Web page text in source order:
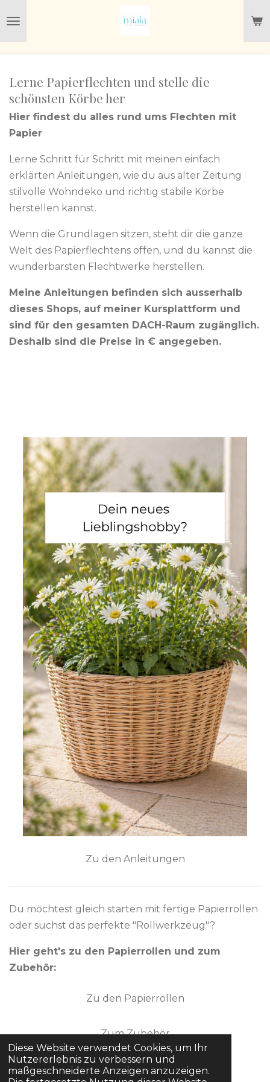
Diese Website verwendet Cookies, um Ihr
Nutzererlebnis zu verbessern und
maßgeschneiderte Anzeigen anzuzeigen.
Lerne Papierflechten und stelle die
schönsten Körbe her
Hier findest du alles rund ums Flechten mit
Papier
Lerne Schritt für Schritt mit meinen einfach
erklärten Anleitungen, wie du aus alter Zeitung
stilvolle Wohndeko und richtig stabile Körbe
herstellen kannst.
Wenn die Grundlagen sitzen, steht dir die ganze
Welt des Papierflechtens offen, und du kannst die
wunderbarsten Flechtwerke herstellen.
Meine Anleitungen befinden sich ausserhalb
dieses Shops, auf meiner Kursplattform und
sind für den gesamten DACH-Raum zugänglich.
Deshalb sind die Preise in € angegeben.
Zu den Anleitungen
Du möchtest gleich starten mit fertige Papierrollen
oder suchst das perfekte "Rollwerkzeug"?
Hier geht's zu den Papierrollen und zum
Zubehör:
Zu den Papierrollen
Zum Zubehör